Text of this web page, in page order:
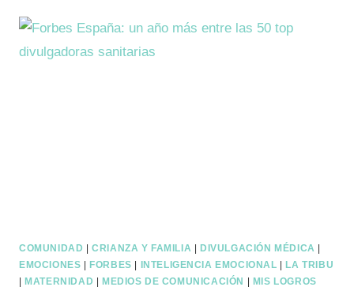
COMUNIDAD |CRIANZA Y FAMILIA DIVULGACIÓN MÉDICA
EMOCIONES
FORBES INTELIGENCIA EMOCIONAL
LA TRIBU
MATERNIDAD MEDIOS DE COMUNICACIÓN MIS LOGROS